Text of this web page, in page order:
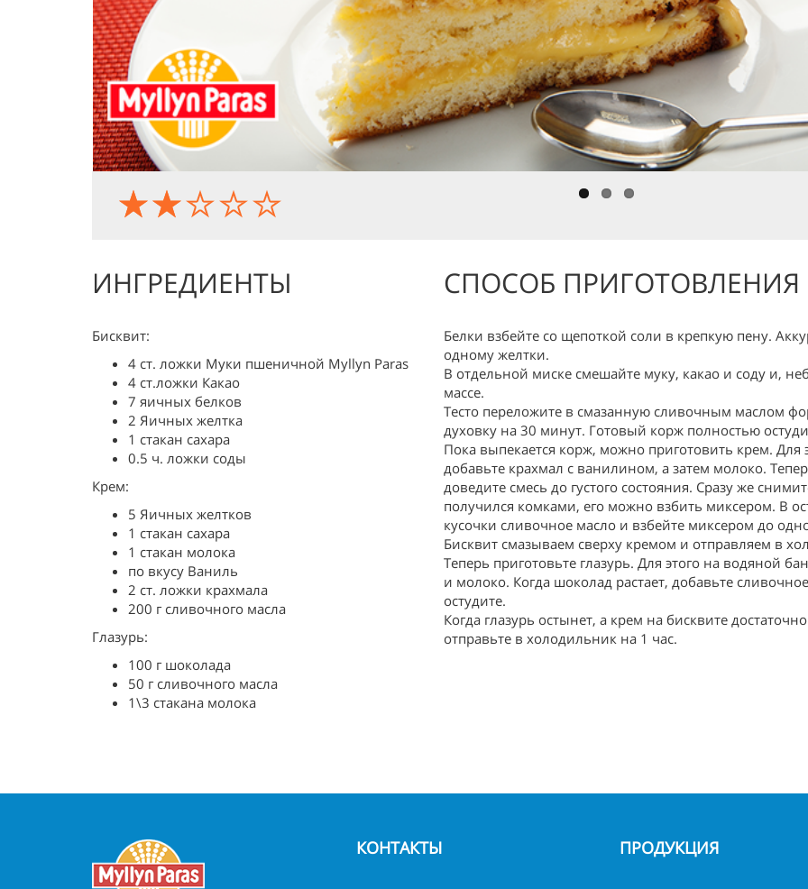
ИНГРЕДИЕНТЫ
Бисквит:
4 ст. ложки Муки пшеничной Myllyn Paras
4 ст.ложки Какао
7 яичных белков
2 Яичных желтка
1 стакан сахара
0.5 ч. ложки соды
Крем:
5 Яичных желтков
1 стакан сахара
1 стакан молока
по вкусу Ваниль
2 ст. ложки крахмала
200 г сливочного масла
Глазурь:
100 г шоколада
50 г сливочного масла
1\3 стакана молока
СПОСОБ ПРИГОТОВЛЕНИЯ
Белки взбейте со щепоткой соли в крепкую пену.
одному желтки.
В отдельной миске смешайте муку, какао и соду и,
массе.
Тесто переложите в смазанную сливочным маслом
духовку на 30 минут. Готовый корж полностью
Пока выпекается корж, можно приготовить крем. Для
добавьте крахмал с ванилином, а затем молоко.
доведите смесь до густого состояния. Сразу же
получился комками, его можно взбить миксером. В
кусочки сливочное масло и взбейте миксером до
Бисквит смазываем сверху кремом и отправляем в
Теперь приготовьте глазурь. Для этого на водяной
и молоко. Когда шоколад растает, добавьте
остудите.
Когда глазурь остынет, а крем на бисквите
отправьте в холодильник на 1 час.
КОНТАКТЫ ПРОДУКЦИЯ